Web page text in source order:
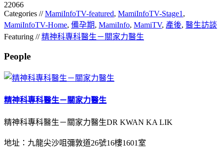
22066
Categories //MamiInfoTV-featured, MamiInfoTV-Stage1 ,
MamiInfoTV-Home, 備孕期, MamiInfo, MamiTV, 產後, 醫生訪談
Featuring //精神科專科醫生－關家力醫生
People
精神科專科醫生－關家力醫生
精神科專科醫生－關家力醫生DR KWAN KA LIK
地址：九龍尖沙咀彌敦道26號16樓1601室